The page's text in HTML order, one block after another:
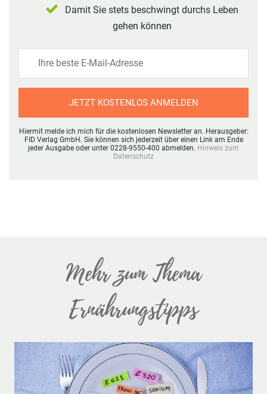
Damit Sie stets beschwingt durchs Leben
gehen können
JETZT KOSTENLOS ANMELDEN
Hiermit melde ich mich für die kostenlosen Newsletter an. Herausgeber:
FID Verlag GmbH. Sie können sich jederzeit über einen Link am Ende
jeder Ausgabe oder unter 0228-9550-400 abmelden. Hinweis zum
Datenschutz
Mehr zum Thema
Ernährungstipps